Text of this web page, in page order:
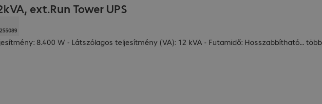
ext.Run Tower UPS
8.400 W - Látszólagos teljesítmény (VA): 12 kVA - Futamidő: Hosszabbítható...több